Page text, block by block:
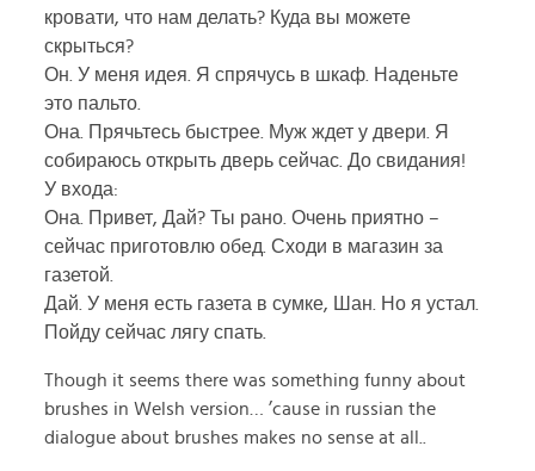
кровати, что нам делать? Куда вы можете
скрыться?
Он. У меня идея. Я спрячусь в шкаф. Наденьте
это пальто.
Она. Прячьтесь быстрее. Муж ждет у двери. Я
собираюсь открыть дверь сейчас. До свидания!
У входа:
Она. Привет, Дай? Ты рано. Очень приятно –
сейчас приготовлю обед. Сходи в магазин за
газетой.
Дай. У меня есть газета в сумке, Шан. Но я устал.
Пойду сейчас лягу спать.
Though it seems there was something funny about
brushes in Welsh version… ’cause in russian the
dialogue about brushes makes no sense at all..